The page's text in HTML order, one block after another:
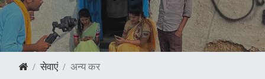
सेवाएं अन्य कर